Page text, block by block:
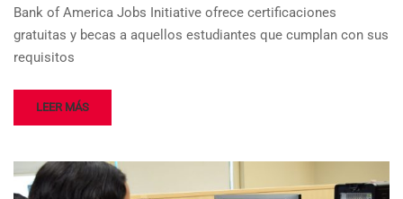
Bank of America Jobs Initiative ofrece certificaciones
gratuitas y becas a aquellos estudiantes que cumplan con sus
requisitos
LEER MÁS